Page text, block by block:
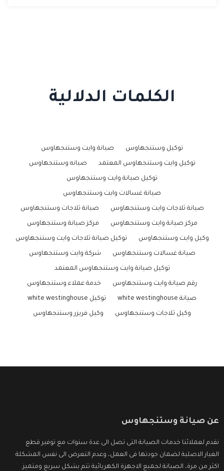
الكلمات الدلالية
توكيل وستنجهاوس صيانة وايت وستنجهاوس
توكيل وايت وستنجهاوس المعتمد صيانه وستنجهاوس
توكيل صيانة وايت وستنجهاوس
صيانة غسالات وايت وستنجهاوس
صيانة ثلاجات وايت وستنجهاوس صيانة ثلاجات وستنجهاوس
مركز صيانة وايت وستنجهاوس مركز صيانة وستنجهاوس
وكيل وايت وستنجهاوس توكيل صيانة ثلاجات وايت وستنجهاوس
صيانة غسالات وستنجهاوس شركة وايت وستنجهاوس
توكيل صيانة وايت وستنجهاوس المعتمد
رقم صيانة وايت وستنجهاوس خدمة عملاء وستنجهاوس
صيانة white westinghouse توكيل white westinghouse
وكيل ثلاجات وستنجهاوس وكيل فريزر وستنجهاوس
عن صيانة وستنجهاوس
نقدم لعملائنا خدمات الصيانة التى تصل الى عدة سنوات مع توفير قطع
الغيار الاصلية لضمان جودتها فى العمل، وعدم التعرض الى نفس المشكلة
اكثر من مرة، الصيانة لجميع الاجهزة الكهربائية تتم بشكل سريع ومتميز.